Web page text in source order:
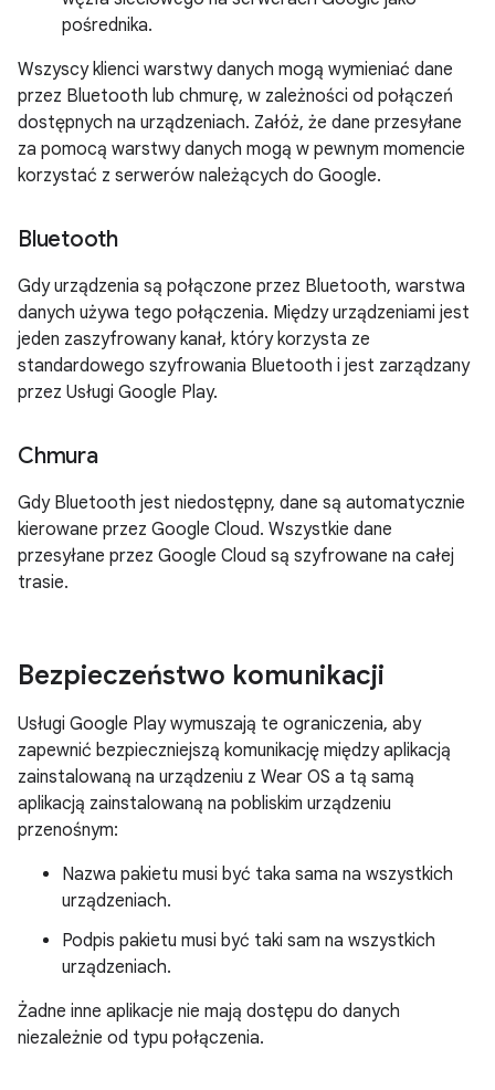
pośrednika.
Wszyscy klienci warstwy danych mogą wymieniać dane
przez Bluetooth lub chmurę, w zależności od połączeń
dostępnych na urządzeniach. Załóż, że dane przesyłane
za pomocą warstwy danych mogą w pewnym momencie
korzystać z serwerów należących do Google.
Bluetooth
Gdy urządzenia są połączone przez Bluetooth, warstwa
danych używa tego połączenia. Między urządzeniami jest
jeden zaszyfrowany kanał, który korzysta ze
standardowego szyfrowania Bluetooth i jest zarządzany
przez Usługi Google Play.
Chmura
Gdy Bluetooth jest niedostępny, dane są automatycznie
kierowane przez Google Cloud. Wszystkie dane
przesyłane przez Google Cloud są szyfrowane na całej
trasie.
Bezpieczeństwo komunikacji
Usługi Google Play wymuszają te ograniczenia, aby
zapewnić bezpieczniejszą komunikację między aplikacją
zainstalowaną na urządzeniu z Wear OS a tą samą
aplikacją zainstalowaną na pobliskim urządzeniu
przenośnym:
Nazwa pakietu musi być taka sama na wszystkich
urządzeniach.
Podpis pakietu musi być taki sam na wszystkich
urządzeniach.
Żadne inne aplikacje nie mają dostępu do danych
niezależnie od typu połączenia.